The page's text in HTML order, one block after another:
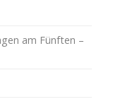
am Fünften –